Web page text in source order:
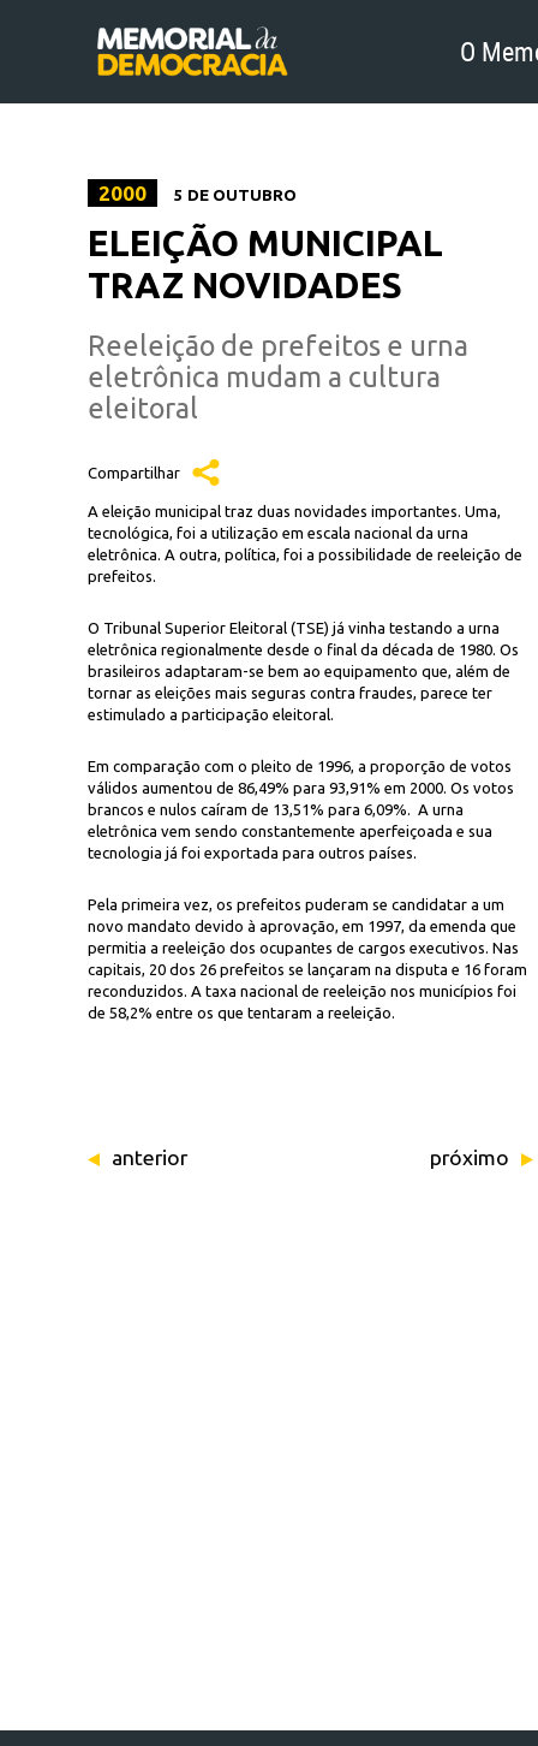
O
2000 5 DE OUTUBRO
ELEIÇÃO MUNICIPAL
TRAZ NOVIDADES
Reeleição de prefeitos e urna
eletrônica mudam a cultura
eleitoral
Compartilhar
A eleição municipal traz duas novidades importantes. Uma,
tecnológica, foi a utilização em escala nacional da urna
eletrônica. A outra, política, foi a possibilidade de reeleição de
prefeitos.
O Tribunal Superior Eleitoral (TSE) já vinha testando a urna
eletrônica regionalmente desde o final da década de 1980. Os
brasileiros adaptaram-se bem ao equipamento que, além de
tornar as eleições mais seguras contra fraudes, parece ter
estimulado a participação eleitoral.
Em comparação com o pleito de 1996, a proporção de votos
válidos aumentou de 86,49% para 93,91% em 2000. Os votos
brancos e nulos caíram de 13,51% para 6,09%. A urna
eletrônica vem sendo constantemente aperfeiçoada e sua
tecnologia já foi exportada para outros países.
Pela primeira vez, os prefeitos puderam se candidatar a um
novo mandato devido à aprovação, em 1997, da emenda que
permitia a reeleição dos ocupantes de cargos executivos. Nas
capitais, 20 dos 26 prefeitos se lançaram na disputa e 16 foram
reconduzidos. A taxa nacional de reeleição nos municípios foi
de 58,2% entre os que tentaram a reeleição.
anterior próximo